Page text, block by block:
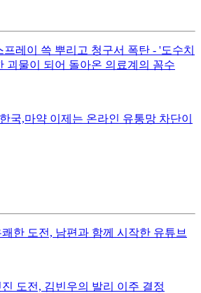
프레이 쓱 뿌리고 청구서 폭탄 - '도수치
괴물이 되어 돌아온 의료계의 꼼수
국,마약 이제는 온라인 유통망 차단이
한 도전, 남편과 함께 시작한 유튜브
도전, 김빈우의 발리 이주 결정